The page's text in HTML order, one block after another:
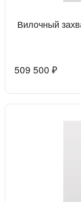
Вилочный
509 500 ₽